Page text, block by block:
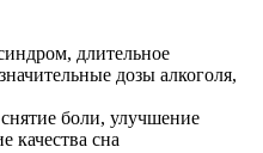
длительное
дозы алкоголя,
боли, улучшение
качества сна